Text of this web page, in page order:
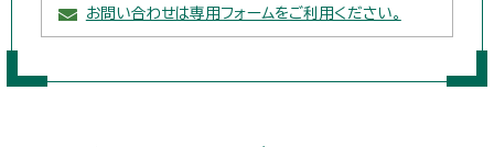
お問い合わせは専用フォームをご利用ください。